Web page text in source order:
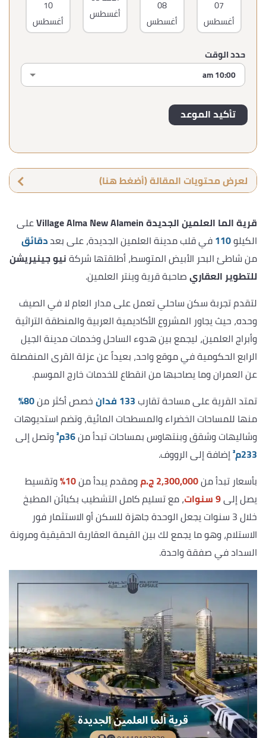
07
أغسطس
08
أغسطس
أغسطس
10
أغسطس
حدد الوقت
لعرض محتويات المقالة (أضغط هنا)
قرية الما العلمين الجديدة Village Alma New Alamein
على
الكيلو110في قلب مدينة العلمين الجديدة، على بعددقائق
من شاطئ البحر الأبيض المتوسط، أطلقتها شركةنيو جينيريشن
للتطوير العقاريصاحبة قرية وينتر العلمين.
لتقدم تجربة سكن ساحلي تعمل على مدار العام لا في الصيف
وحده، حيث يجاور المشروع الأكاديمية العربية والمنطقة التراثية
وأبراج العلمين، ليجمع بين هدوء الساحل وخدمات مدينة الجيل
الرابع الحكومية في موقع واحد، بعيداً عن عزلة القرى المنفصلة
عن العمران وما يصاحبها من انقطاع للخدمات خارج الموسم.
تمتد القرية على مساحة تقارب133 فدان خصص أكثر من80%
منها للمساحات الخضراء والمسطحات المائية، وتضم استديوهات
وشاليهات وشقق وبنتهاوس بمساحات تبدأ من36م²
وتصل إلى
233م²
إضافة إلى الرووف.
بأسعار تبدأ من2,300,000 ج.م ومقدم يبدأ من10% وتقسيط
يصل إلى9 سنوات
، مع تسليم كامل التشطيب بكبائن المطبخ
خلال 3 سنوات يجعل الوحدة جاهزة للسكن أو الاستثمار فور
الاستلام، وهو ما يجمع لك بين القيمة العقارية الحقيقية ومرونة
السداد في صفقة واحدة.